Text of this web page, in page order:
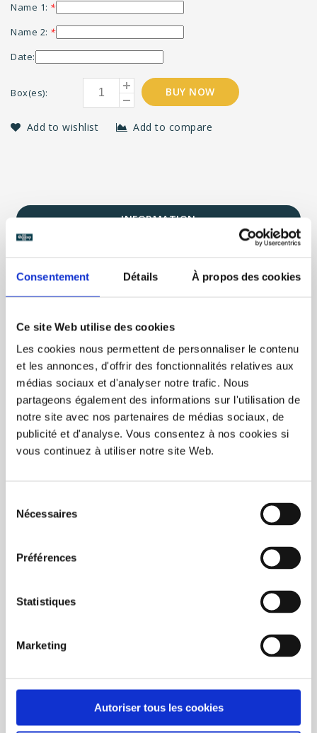
Consentement Détails À propos des cookies
Ce site Web utilise des cookies
Les cookies nous permettent de personnaliser le contenu
et les annonces, d'offrir des fonctionnalités relatives aux
médias sociaux et d'analyser notre trafic. Nous
partageons également des informations sur l'utilisation de
notre site avec nos partenaires de médias sociaux, de
publicité et d'analyse. Vous consentez à nos cookies si
vous continuez à utiliser notre site Web.
Nécessaires
Préférences
Statistiques
Marketing
Autoriser tous les cookies
Name 1: *
Name 2: *
Date:
Box(es): BUY NOW
Add to wishlist Add to compare
INFORMATION
Front: the jumpsuit, and two floral friezes at the top
and bottom
Back side: first names, date and end of floral friezes
Cup colors: white or frosted
Customizable zones: the 2 first names and the date
About the ecocup:
Polypropylene material without bisphenol A
Variable delivery time: contact us